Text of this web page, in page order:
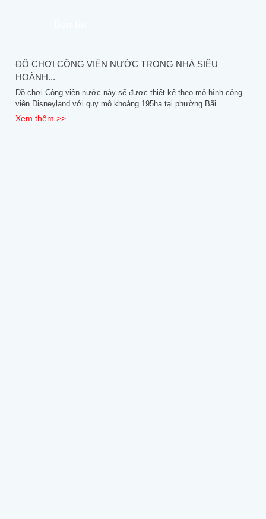
ĐỒ CHƠI CÔNG VIÊN NƯỚC TRONG NHÀ SIÊU
HOÀNH...
Đồ chơi Công viên nước này sẽ được thiết kế theo mô hình công
viên Disneyland với quy mô khoảng 195ha tại phường Bãi...
Xem thêm >>